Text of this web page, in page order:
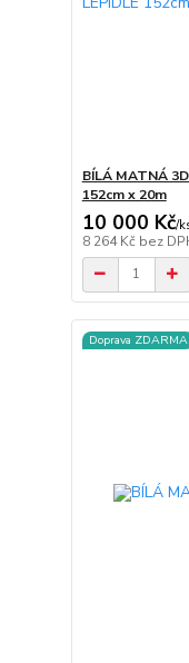
BÍLÁ MATNÁ
152cm x 20m
10 000 Kč/
8 264 Kč bez
Doprava ZDARMA